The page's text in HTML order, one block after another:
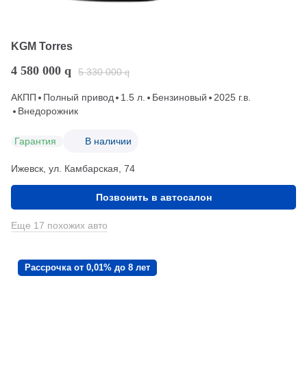
KGM Torres
4 580 000 q 5 330 000 q
АКПП Полный привод 1.5 л. Бензиновый
2025 г.в.
Внедорожник
Гарантия В наличии
Ижевск, ул. Камбарская, 74
Позвонить в автосалон
Еще 17 похожих авто
Рассрочка от 0,01% до 8 лет